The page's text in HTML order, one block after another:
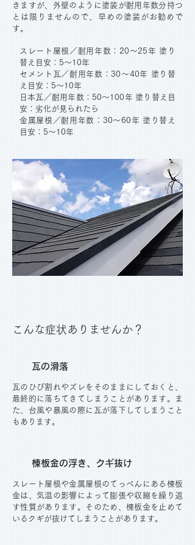
きますが、外壁のように塗装が耐用年数分持つ
とは限りませんので、早めの塗装がお勧めで
す。
スレート屋根／耐用年数：20～25年 塗り
替え目安：5～10年
セメント瓦／耐用年数：30～40年 塗り替
え目安：5～10年
日本瓦／耐用年数：50～100年 塗り替え目
安：劣化が見られたら
金属屋根／耐用年数：30～60年 塗り替え
目安：5～10年
こんな症状ありませんか？
瓦の滑落
瓦のひび割れやズレをそのままにしておくと、
最終的に落ちてきてしまうことがあります。ま
た、台風や暴風の際に瓦が落下してしまうこと
もあります。
棟板金の浮き、クギ抜け
スレート屋根や金属屋根のてっぺんにある棟板
金は、気温の影響によって膨張や収縮を繰り返
す性質があります。そのため、棟板金を止めて
いるクギが抜けてしまうことがあります。